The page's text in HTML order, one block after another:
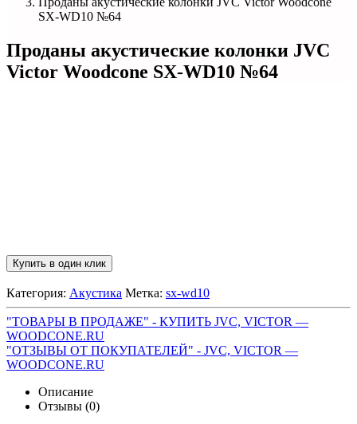
SX-WD10 №64
Проданы акустические колонки JVC
Victor Woodcone SX-WD10 №64
Купить в один клик
Категория: Акустика Метка: sx-wd10
"ТОВАРЫ В ПРОДАЖЕ" - КУПИТЬ JVC, VICTOR —
WOODCONE.RU
"ОТЗЫВЫ ОТ ПОКУПАТЕЛЕЙ" - JVC, VICTOR —
WOODCONE.RU
Описание
Отзывы (0)